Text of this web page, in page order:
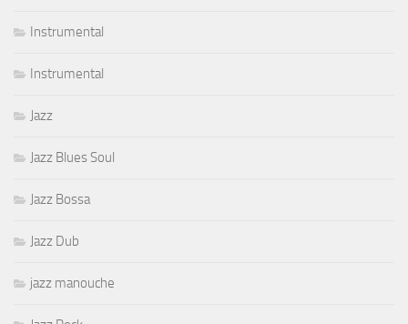
Instrumental
Instrumental
Jazz
Jazz Blues Soul
Jazz Bossa
Jazz Dub
jazz manouche